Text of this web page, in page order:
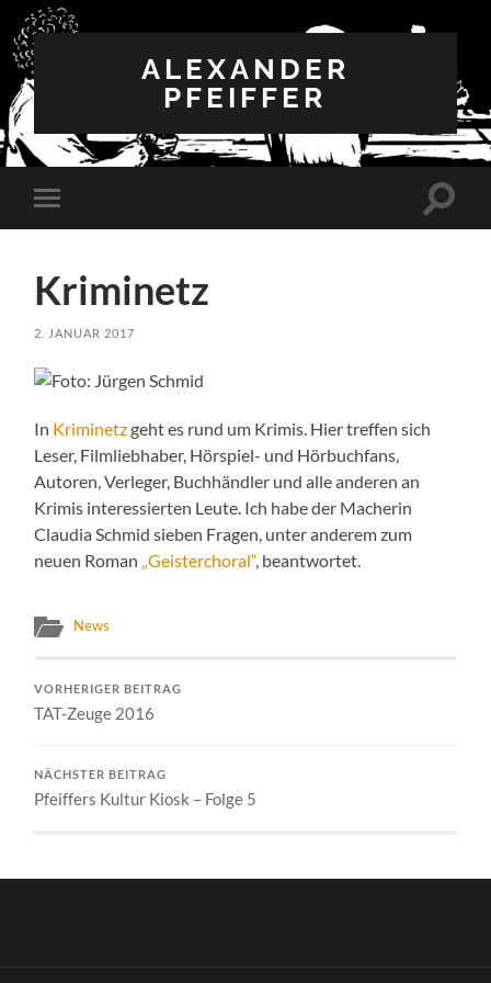
ALEXANDER
PFEIFFER
Mobile-
Menü
Kriminetz
2. JANUAR 2017
In Kriminetzgeht es rund um Krimis. Hier treffen sich
Leser, Filmliebhaber, Hörspiel- und Hörbuchfans,
Autoren, Verleger, Buchhändler und alle anderen an
Krimis interessierten Leute. Ich habe der Macherin
Claudia Schmid sieben Fragen, unter anderem zum
neuen Roman „Geisterchoral“, beantwortet.
News
VORHERIGER BEITRAG
TAT-Zeuge 2016
NÄCHSTER BEITRAG
Pfeiffers Kultur Kiosk – Folge 5